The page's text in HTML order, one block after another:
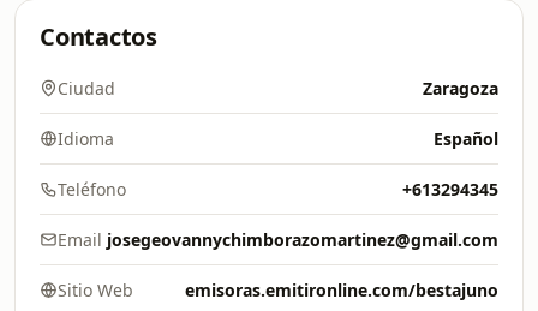
Contactos
Ciudad Zaragoza
Idioma Español
Teléfono +613294345
Email josegeovannychimborazomartinez@gmail.com
Sitio Web emisoras.emitironline.com/bestajuno